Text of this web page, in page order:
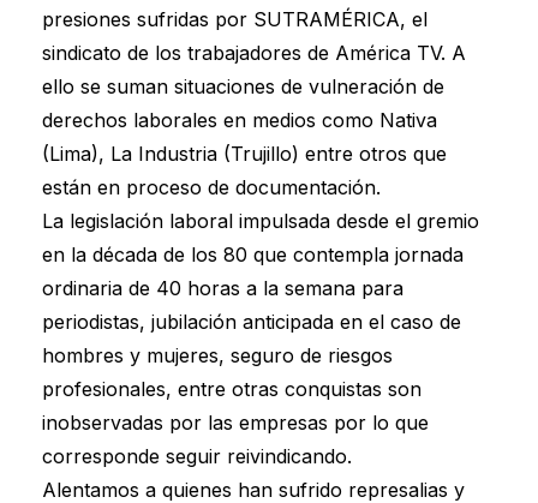
presiones sufridas por SUTRAMÉRICA, el
sindicato de los trabajadores de América TV. A
ello se suman situaciones de vulneración de
derechos laborales en medios como Nativa
(Lima), La Industria (Trujillo) entre otros que
están en proceso de documentación.
La legislación laboral impulsada desde el gremio
en la década de los 80 que contempla jornada
ordinaria de 40 horas a la semana para
periodistas, jubilación anticipada en el caso de
hombres y mujeres, seguro de riesgos
profesionales, entre otras conquistas son
inobservadas por las empresas por lo que
corresponde seguir reivindicando.
Alentamos a quienes han sufrido represalias y